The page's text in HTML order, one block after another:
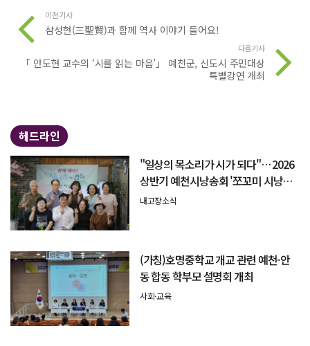
이전기사
삼성현(三聖賢)과 함께 역사 이야기 들어요!
다음기사
「 안도현 교수의 ‘시를 읽는 마음’」 예천군, 신도시 주민대상
특별강연 개최
헤드라인
"일상의 목소리가 시가 되다"… 2026
상반기 예천시낭송회 '쪼꼬미 시낭송
회' 성료
내고장소식
(가칭)호명중학교 개교 관련 예천-안
동 합동 학부모 설명회 개최
사회·교육